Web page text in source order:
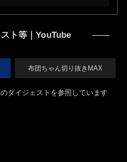
ト等｜YouTube
布団ちゃん切り抜きMAX
ダイジェストを参照しています